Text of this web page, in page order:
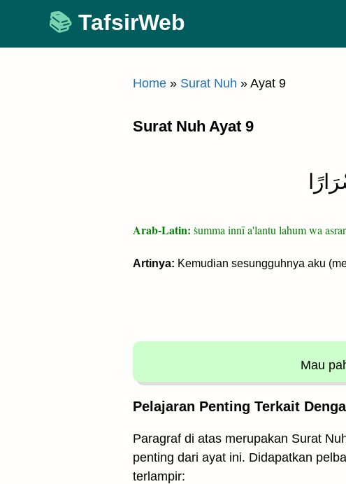
content
TafsirWeb
Home » Surat Nuh » Ayat 9
Surat Nuh Ayat 9
Arab-Latin: ṡumma innī a'lantu lahum wa
Artinya: Kemudian sesungguhnya aku
Mau
Pelajaran Penting Terkait
Paragraf di atas merupakan Surat
penting dari ayat ini. Didapatkan
terlampir: